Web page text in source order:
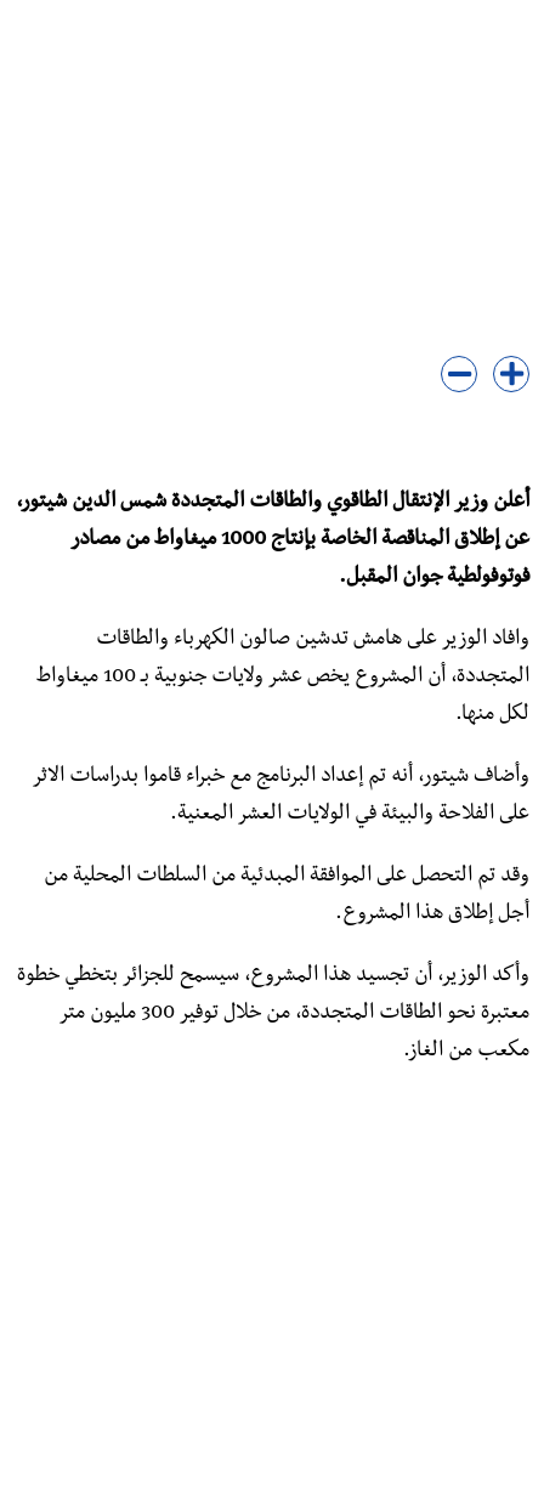
أعلن وزير الإنتقال الطاقوي والطاقات المتجددة شمس الدين شيتور،
عن إطلاق المناقصة الخاصة بإنتاج 1000 ميغاواط من مصادر
فوتوفولطية جوان المقبل.
وافاد الوزير على هامش تدشين صالون الكهرباء والطاقات
المتجددة، أن المشروع يخص عشر ولايات جنوبية بـ 100 ميغاواط
لكل منها.
وأضاف شيتور، أنه تم إعداد البرنامج مع خبراء قاموا بدراسات الاثر
على الفلاحة والبيئة في الولايات العشر المعنية.
وقد تم التحصل على الموافقة المبدئية من السلطات المحلية من
أجل إطلاق هذا المشروع.
وأكد الوزير، أن تجسيد هذا المشروع، سيسمح للجزائر بتخطي خطوة
معتبرة نحو الطاقات المتجددة، من خلال توفير 300 مليون متر
مكعب من الغاز.